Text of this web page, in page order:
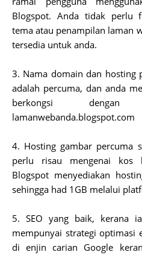
Blogspot. Anda tidak perlu
tema atau penampilan laman
tersedia untuk anda.
3. Nama domain dan hosting
adalah percuma, dan anda
berkongsi
lamanwebanda.blogspot.com
4. Hosting gambar percuma
perlu risau mengenai kos
Blogspot menyediakan
sehingga had 1GB melalui
5. SEO yang baik, kerana
mempunyai strategi optimasi
di enjin carian Google